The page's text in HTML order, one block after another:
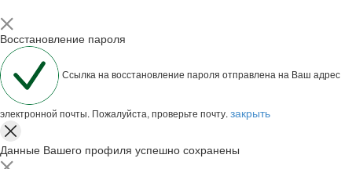
Восстановление пароля
Ссылка на восстановление пароля отправлена на Ваш адрес
электронной почты. Пожалуйста, проверьте почту. закрыть
Данные Вашего профиля успешно сохранены